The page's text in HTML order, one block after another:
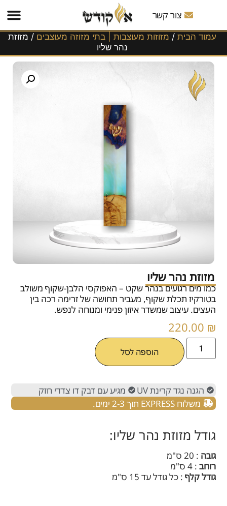
צור קשר
עמוד הבית / מזוזות מעוצבות | בתי מזוזה מעוצבים / מזוזת
נהר שליו
מזוזת נהר שליו
כמו מים רגועים בנהר שקט – האפוקסי הלבן-שקוף משולב
בטורקיז תכלת שקוף, מעביר תחושה של זרימה רכה בין
העצים. עיצוב שמשדר איזון פנימי ומנוחה לנפש.
220.00 ₪
הוספה לסל
הגנה נגד קרינת UV
מגיע עם דבק דו צדדי חזק
משלוח EXPRESS תוך 2-3 ימים.
גודל מזוזת נהר שליו:
גובה : 20 ס"מ
רוחב : 4 ס"מ
גודל קלף : כל גודל עד 15 ס"מ